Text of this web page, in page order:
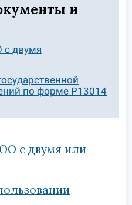
и
с двумя
по форме Р13014
с двумя или